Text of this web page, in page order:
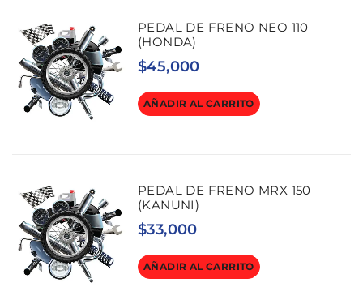
PEDAL DE FRENO NEO 110
(HONDA)
$45,000
AÑADIR AL CARRITO
PEDAL DE FRENO MRX 150
(KANUNI)
$33,000
AÑADIR AL CARRITO